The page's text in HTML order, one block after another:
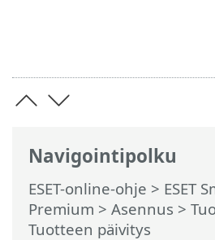
Navigointipolku
ESET-online-ohje > ESET
Premium > Asennus >
Tuotteen päivitys